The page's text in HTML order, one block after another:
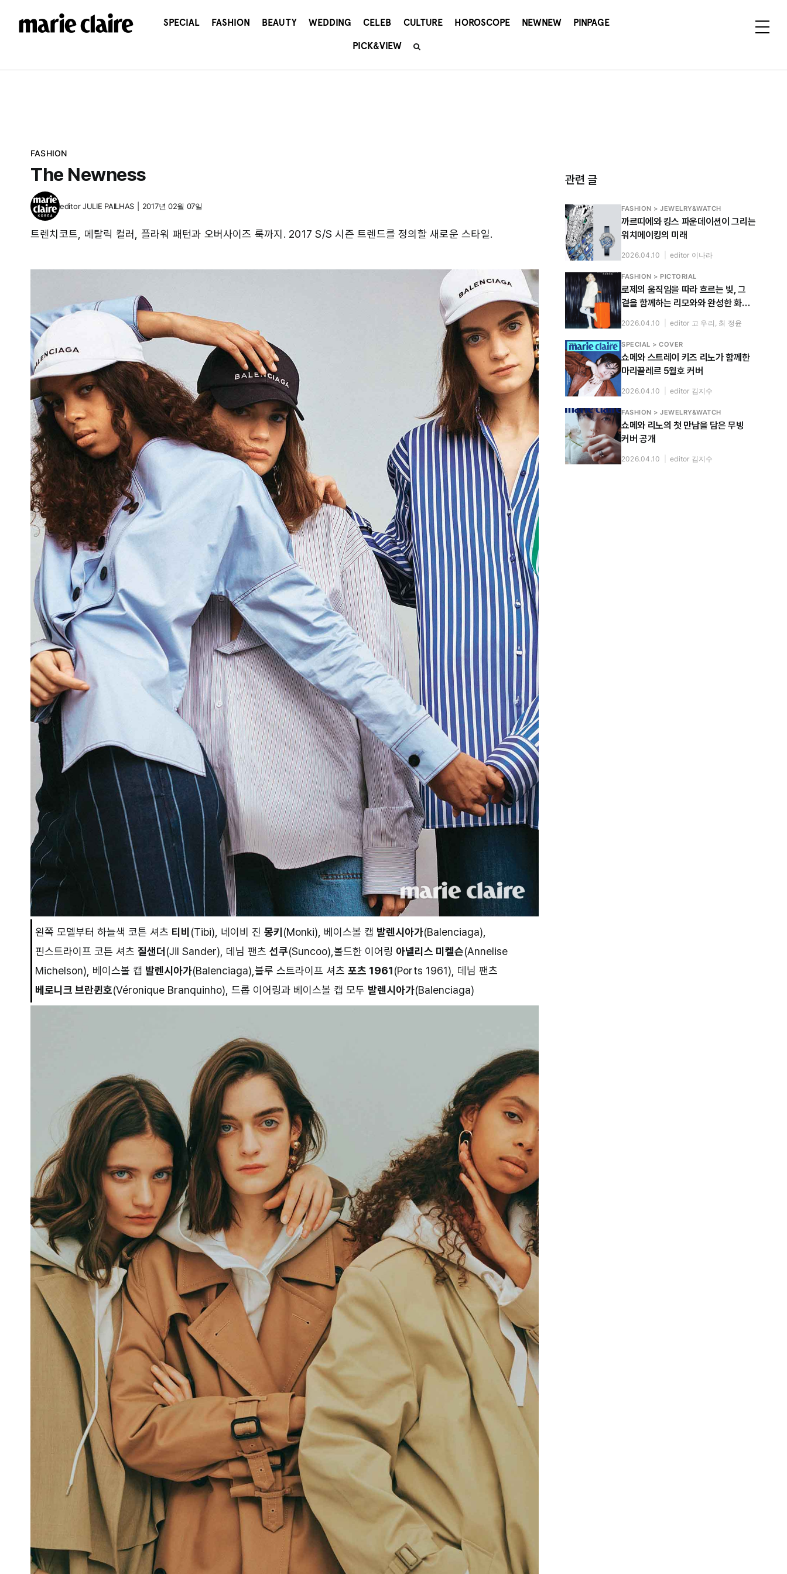
건
SPECIAL FASHION BEAUTY WEDDING CELEB CULTURE HOROSCOPE NEWNEW PINPAGE
PICK&VIEW
FASHION
The Newness
editorJULIE PAILHAS 2017년 02월 07일
트렌치코트, 메탈릭 컬러, 플라워 패턴과 오버사이즈 룩까지. 2017 S/S 시즌 트렌드를 정의할 새로운 스타일.
왼쪽 모델부터 하늘색 코튼 셔츠 티비 (Tibi), 네이비 진 몽키 (Monki), 베이스볼 캡 발렌시아가(Balenciaga),
핀스트라이프 코튼 셔츠 질샌더 (Jil Sander), 데님 팬츠 선쿠(Suncoo),볼드한 이어링 아넬리스 미켈슨(Annelise
Michelson), 베이스볼 캡 발렌시아가(Balenciaga),블루 스트라이프 셔츠 포츠 1961(Ports 1961), 데님 팬츠
베로니크 브란퀸호(Véronique Branquinho), 드롭 이어링과 베이스볼 캡 모두 발렌시아가(Balenciaga)
관련 글
FASHION > JEWELRY&WATCH
까르띠에와 킹스 파운데이션이 그리는
워치메이킹의 미래
2026.04.10 editor 이나라
FASHION > PICTORIAL
로제의 움직임을 따라 흐르는 빛, 그
곁을 함께하는 리모와와 완성한 화보
2026.04.10 editor 고 우리, 최 정윤
SPECIAL > COVER
쇼메와 스트레이 키즈 리노가 함께한
마리끌레르 5월호 커버
2026.04.10 editor 김지수
FASHION > JEWELRY&WATCH
쇼메와 리노의 첫 만남을 담은 무빙
커버 공개
2026.04.10 editor 김지수